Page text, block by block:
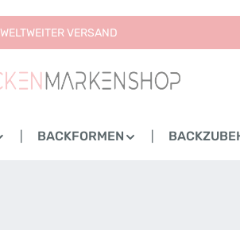
WELTWEITER VERSAND
BACKFORMEN